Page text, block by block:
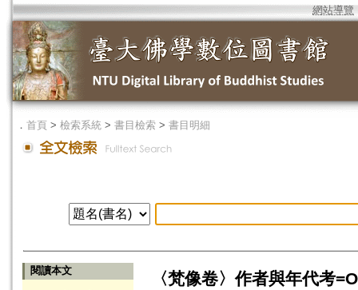
網站導覽
． 首頁 > 檢索系統 > 書目檢索 > 書目明細
閱讀本文
〈梵像卷〉作者與年代